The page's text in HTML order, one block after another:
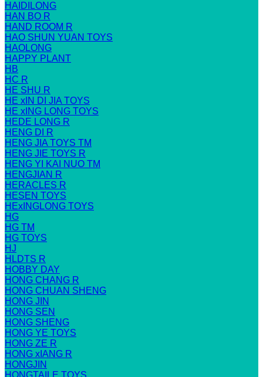
HAIDILONG
HAN BO R
HAND ROOM R
HAO SHUN YUAN TOYS
HAOLONG
HAPPY PLANT
HB
HC R
HE SHU R
HE xIN DI JIA TOYS
HE xING LONG TOYS
HEDE LONG R
HENG DI R
HENG JIA TOYS TM
HENG JIE TOYS R
HENG YI KAI NUO TM
HENGJIAN R
HERACLES R
HESEN TOYS
HExINGLONG TOYS
HG
HG TM
HG TOYS
HJ
HLDTS R
HOBBY DAY
HONG CHANG R
HONG CHUAN SHENG
HONG JIN
HONG SEN
HONG SHENG
HONG YE TOYS
HONG ZE R
HONG xIANG R
HONGJIN
HONGTAILE TOYS